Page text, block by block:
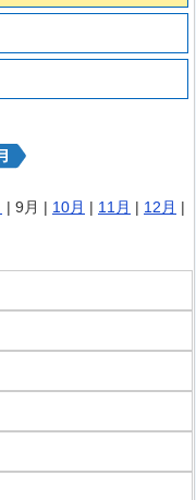
| 9月 | 10月 | 11月 | 12月 |